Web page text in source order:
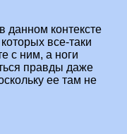
данном контексте
все-таки
с ним, а ноги
правды даже
ее там не